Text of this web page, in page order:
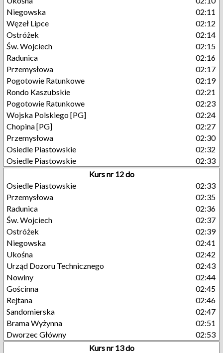
Niegowska
02:11
Węzeł Lipce
02:12
Ostróżek
02:14
Św. Wojciech
02:15
Radunica
02:16
Przemysłowa
02:17
Pogotowie Ratunkowe
02:19
Rondo Kaszubskie
02:21
Pogotowie Ratunkowe
02:23
Wojska Polskiego [PG]
02:24
Chopina [PG]
02:27
Przemysłowa
02:30
Osiedle Piastowskie
02:32
Osiedle Piastowskie
02:33
Kurs nr 12 do
Osiedle Piastowskie
02:33
Przemysłowa
02:35
Radunica
02:36
Św. Wojciech
02:37
Ostróżek
02:39
Niegowska
02:41
Ukośna
02:42
Urząd Dozoru Technicznego
02:43
Nowiny
02:44
Gościnna
02:45
Rejtana
02:46
Sandomierska
02:47
Brama Wyżynna
02:51
Dworzec Główny
02:53
Kurs nr 13 do